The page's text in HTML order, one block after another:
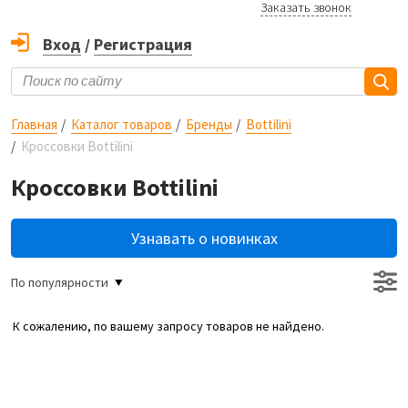
Заказать звонок
Вход / Регистрация
Главная Каталог товаров Бренды
Bottilini
Кроссовки Bottilini
Кроссовки Bottilini
Узнавать о новинках
По популярности
К сожалению, по вашему запросу товаров не найдено.